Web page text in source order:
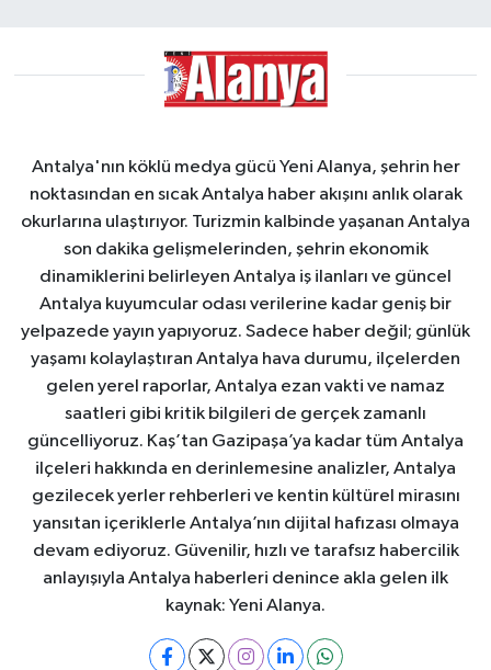
Antalya'nın köklü medya gücü Yeni Alanya, şehrin her
noktasından en sıcak Antalya haber akışını anlık olarak
okurlarına ulaştırıyor. Turizmin kalbinde yaşanan Antalya
son dakika gelişmelerinden, şehrin ekonomik
dinamiklerini belirleyen Antalya iş ilanları ve güncel
Antalya kuyumcular odası verilerine kadar geniş bir
yelpazede yayın yapıyoruz. Sadece haber değil; günlük
yaşamı kolaylaştıran Antalya hava durumu, ilçelerden
gelen yerel raporlar, Antalya ezan vakti ve namaz
saatleri gibi kritik bilgileri de gerçek zamanlı
güncelliyoruz. Kaş’tan Gazipaşa’ya kadar tüm Antalya
ilçeleri hakkında en derinlemesine analizler, Antalya
gezilecek yerler rehberleri ve kentin kültürel mirasını
yansıtan içeriklerle Antalya’nın dijital hafızası olmaya
devam ediyoruz. Güvenilir, hızlı ve tarafsız habercilik
anlayışıyla Antalya haberleri denince akla gelen ilk
kaynak: Yeni Alanya.